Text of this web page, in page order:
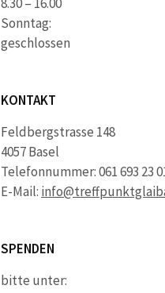
Sonntag:
geschlossen
KONTAKT
Feldbergstrasse 148
4057 Basel
Telefonnummer: 061 693 23
E-Mail:
SPENDEN
bitte unter: